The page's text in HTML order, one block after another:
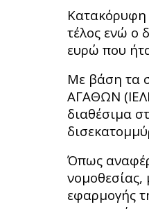
Κατακόρυφη
τέλος ενώ ο
ευρώ που
Με βάση τα
ΑΓΑΘΩΝ
διαθέσιμα
Όπως
νομοθεσίας,
εφαρμογής